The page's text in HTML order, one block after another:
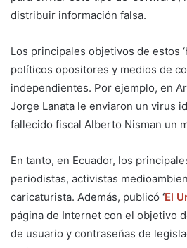
distribuir información falsa.
Los principales objetivos de estos
políticos opositores y medios de
independientes. Por ejemplo, en
Jorge Lanata le enviaron un virus
fallecido fiscal Alberto Nisman un
En tanto, en Ecuador, los
periodistas, activistas
caricaturista. Además, publicó ‘El
página de Internet con el objetivo
de usuario y contraseñas de